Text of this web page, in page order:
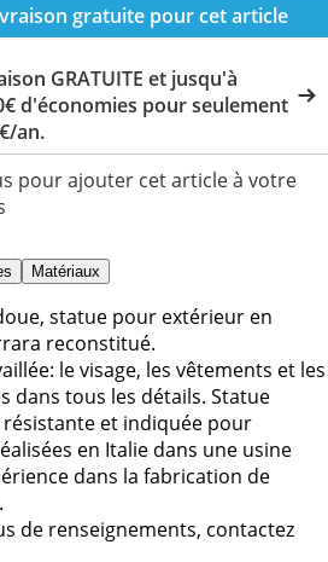
gratuite pour cet article
GRATUITE et jusqu'à
d'économies pour seulement
an.
pour ajouter cet article à votre
Matériaux
statue pour extérieur en
reconstitué.
le visage, les vêtements et les
dans tous les détails. Statue
et indiquée pour
en Italie dans une usine
dans la fabrication de
de renseignements, contactez